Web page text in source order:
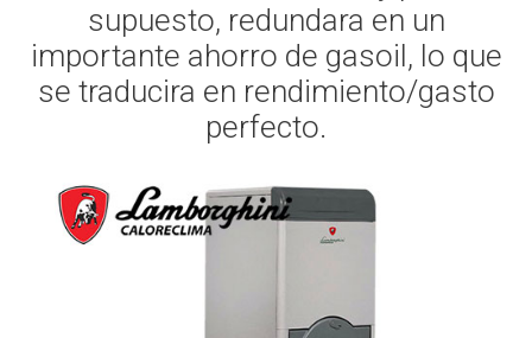
supuesto, redundara en un
importante ahorro de gasoil, lo que
se traducira en rendimiento/gasto
perfecto.